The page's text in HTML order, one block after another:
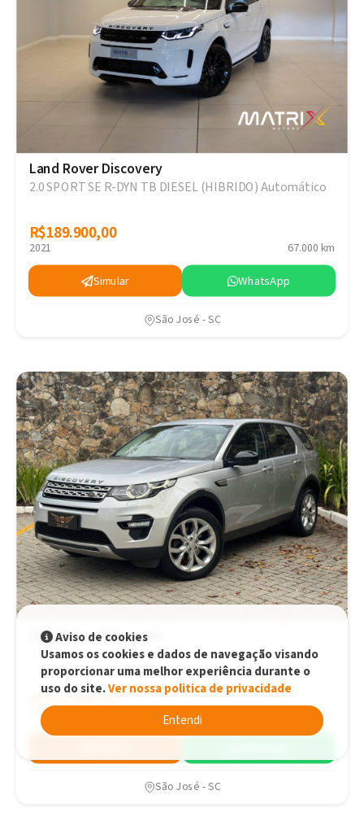
Land Rover Discovery
2.0 SPORT SE R-DYN TB DIESEL (HIBRIDO) Automático
R$189.900,00
R$189.900,00
2021 67.000 km
Simular WhatsApp
São José - SC
Land Rover Discovery
2.0 Automático
R$119.900,00
R$119.900,00
2017 134.000 km
São José - SC
Aviso de cookies
Usamos os cookies e dados de navegação visando
proporcionar uma melhor experiência durante o
uso do site.Ver nossa politica de privacidade
Entendi